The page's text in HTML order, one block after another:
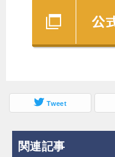
Tweet
関連記事